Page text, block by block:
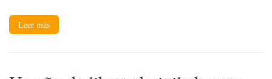
Leer más